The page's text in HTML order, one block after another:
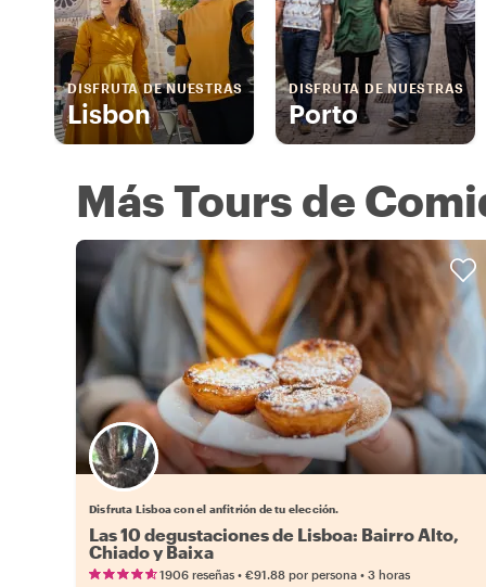
DISFRUTA DE NUESTRAS
Lisbon
DISFRUTA DE NUESTRAS
Porto
Más Tours de
Elige tu local favorito
Disfruta Lisboa con el anfitrión de tu elección.
Las 10 degustaciones de Lisboa: Bairro Alto,
Chiado y Baixa
1906 reseñas • €91.88 por persona • 3 horas